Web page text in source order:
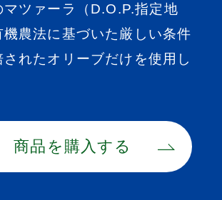
マツァーラ（D.O.P.指定地
農法に基づいた厳しい条件
れたオリーブだけを使用し
商品を購入する